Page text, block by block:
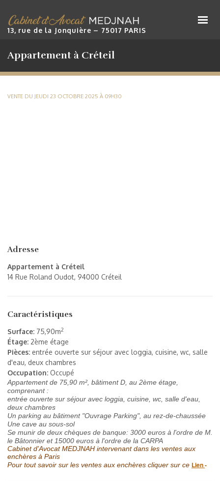
13, rue de la Jonquière – 75017 PARIS
Appartement à Créteil
VENTE DU JEUDI 23 OCTOBRE 2025 À 09H30
Adresse
Appartement à Créteil
14 Rue Roland Oudot, 94000 Créteil
Caractéristiques
Surface: 75,90m2
Étage: 2ème étage
Pièces: entrée ouverte sur séjour avec loggia, cuisine, wc, salle
d'eau, deux chambres
Occupation: Occupé
Appartement de 75,90 m², bâtiment D, au 2ème étage,
comprenant :
entrée ouverte sur séjour avec loggia, cuisine, wc, salle d'eau,
deux chambres
Un parking au bâtiment "Ouvrage Parking", au rez-de-chaussée
Une cave au sous-sol
Se munir de deux chèques de banque: 3000 euros à l'ordre de M.
le Bâtonnier et 15000 euros à l'ordre de la CARPA
Cabinet d'Avocat MEDJNAH intervenant dans les ventes aux
enchères à Paris
Pour tout savoir sur les ventes aux enchères cliquer sur ce Lien-